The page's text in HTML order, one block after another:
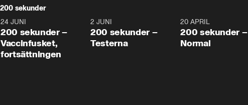
200 sekunder
5:00
24 JUNI
200 sekunder –
Vaccinfusket,
fortsättningen
4:23
2 JUNI
200 sekunder –
Testerna
20 APRIL
200 sekunder –
Normal